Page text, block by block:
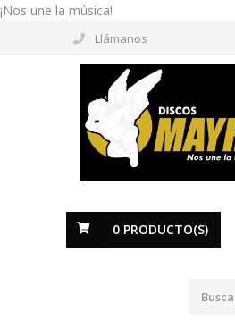
¡Nos une la música!
Llámanos
0 PRODUCTO(S)